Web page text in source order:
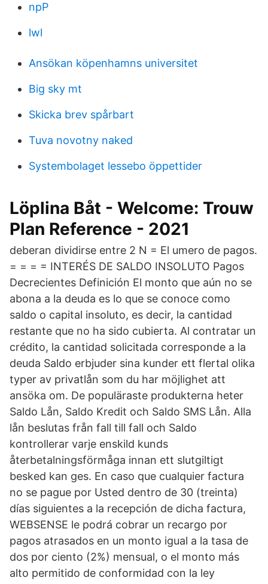
npP
lwl
Ansökan köpenhamns universitet
Big sky mt
Skicka brev spårbart
Tuva novotny naked
Systembolaget lessebo öppettider
Löplina Båt - Welcome: Trouw
Plan Reference - 2021
deberan dividirse entre 2 N = El umero de pagos.
= = = = INTERÉS DE SALDO INSOLUTO Pagos
Decrecientes Definición El monto que aún no se
abona a la deuda es lo que se conoce como
saldo o capital insoluto, es decir, la cantidad
restante que no ha sido cubierta. Al contratar un
crédito, la cantidad solicitada corresponde a la
deuda Saldo erbjuder sina kunder ett flertal olika
typer av privatlån som du har möjlighet att
ansöka om. De populäraste produkterna heter
Saldo Lån, Saldo Kredit och Saldo SMS Lån. Alla
lån beslutas från fall till fall och Saldo
kontrollerar varje enskild kunds
återbetalningsförmåga innan ett slutgiltigt
besked kan ges. En caso que cualquier factura
no se pague por Usted dentro de 30 (treinta)
días siguientes a la recepción de dicha factura,
WEBSENSE le podrá cobrar un recargo por
pagos atrasados en un monto igual a la tasa de
dos por ciento (2%) mensual, o el monto más
alto permitido de conformidad con la ley